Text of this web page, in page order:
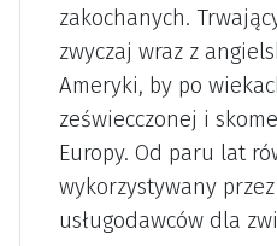
zakochanych.
zwyczaj wraz z
Ameryki, by po
zeświecczonej i
Europy. Od paru lat
wykorzystywany
usługodawców dla